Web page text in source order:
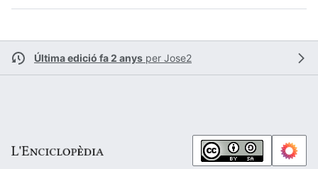
Última edició fa 2 anys per Jose2